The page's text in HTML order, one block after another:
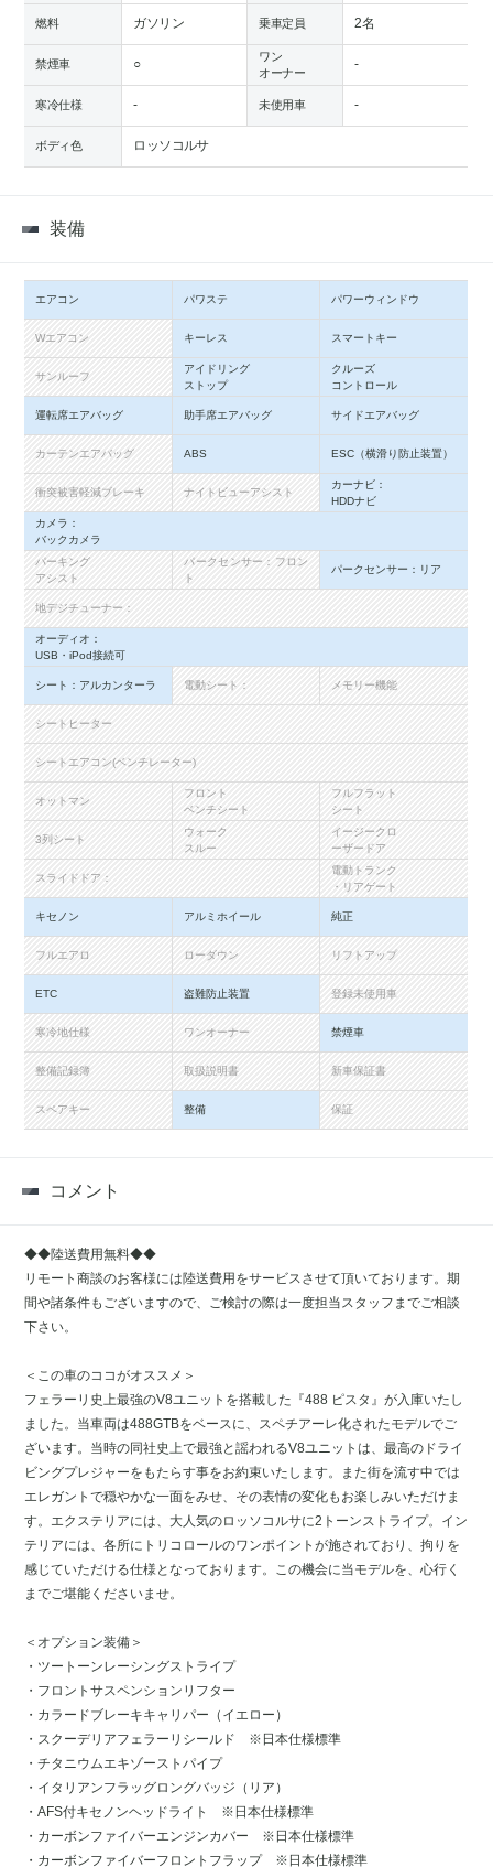
燃料 ガソリン 乗車定員 2名
禁煙車 ○
ワン
オーナー
-
寒冷仕様 - 未使用車 -
ボディ色 ロッソコルサ
装備
エアコン パワステ パワーウィンドウ
Wエアコン キーレス スマートキー
サンルーフ
アイドリング
ストップ
クルーズ
コントロール
運転席エアバッグ 助手席エアバッグ サイドエアバッグ
カーテンエアバッグ ABS ESC（横滑り防止装置）
衝突被害軽減ブレーキ ナイトビューアシスト
カーナビ：
HDDナビ
カメラ：
バックカメラ
パーキング
アシスト
パークセンサー：フロン
ト
パークセンサー：リア
地デジチューナー：
オーディオ：
USB・iPod接続可
シート：アルカンターラ 電動シート： メモリー機能
シートヒーター
シートエアコン(ベンチレーター)
オットマン
フロント
ベンチシート
フルフラット
シート
3列シート
ウォーク
スルー
イージークロ
ーザードア
スライドドア：
電動トランク
・リアゲート
キセノン アルミホイール 純正
フルエアロ ローダウン リフトアップ
ETC 盗難防止装置 登録未使用車
寒冷地仕様 ワンオーナー 禁煙車
整備記録簿 取扱説明書 新車保証書
スペアキー 整備 保証
コメント
◆◆陸送費用無料◆◆
リモート商談のお客様には陸送費用をサービスさせて頂いております。期
間や諸条件もございますので、ご検討の際は一度担当スタッフまでご相談
下さい。
＜この車のココがオススメ＞
フェラーリ史上最強のV8ユニットを搭載した『488 ピスタ』が入庫いたし
ました。当車両は488GTBをベースに、スペチアーレ化されたモデルでご
ざいます。当時の同社史上で最強と謡われるV8ユニットは、最高のドライ
ビングプレジャーをもたらす事をお約束いたします。また街を流す中では
エレガントで穏やかな一面をみせ、その表情の変化もお楽しみいただけま
す。エクステリアには、大人気のロッソコルサに2トーンストライプ。イン
テリアには、各所にトリコロールのワンポイントが施されており、拘りを
感じていただける仕様となっております。この機会に当モデルを、心行く
までご堪能くださいませ。
＜オプション装備＞
・ツートーンレーシングストライプ
・フロントサスペンションリフター
・カラードブレーキキャリパー（イエロー）
・スクーデリアフェラーリシールド ※日本仕様標準
・チタニウムエキゾーストパイプ
・イタリアンフラッグロングバッジ（リア）
・AFS付キセノンヘッドライト ※日本仕様標準
・カーボンファイバーエンジンカバー ※日本仕様標準
・カーボンファイバーフロントフラップ ※日本仕様標準